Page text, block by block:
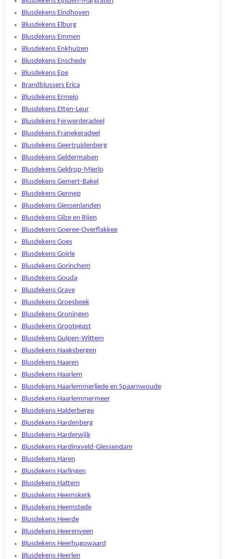
Blusdekens Eindhoven
Blusdekens Elburg
Blusdekens Emmen
Blusdekens Enkhuizen
Blusdekens Enschede
Blusdekens Epe
Brandblussers Erica
Blusdekens Ermelo
Blusdekens Etten-Leur
Blusdekens Ferwerderadeel
Blusdekens Franekeradeel
Blusdekens Geertruidenberg
Blusdekens Geldermalsen
Blusdekens Geldrop-Mierlo
Blusdekens Gemert-Bakel
Blusdekens Gennep
Blusdekens Giessenlanden
Blusdekens Gilze en Rijen
Blusdekens Goeree-Overflakkee
Blusdekens Goes
Blusdekens Goirle
Blusdekens Gorinchem
Blusdekens Gouda
Blusdekens Grave
Blusdekens Groesbeek
Blusdekens Groningen
Blusdekens Grootegast
Blusdekens Gulpen-Wittem
Blusdekens Haaksbergen
Blusdekens Haaren
Blusdekens Haarlem
Blusdekens Haarlemmerliede en Spaarnwoude
Blusdekens Haarlemmermeer
Blusdekens Halderberge
Blusdekens Hardenberg
Blusdekens Harderwijk
Blusdekens Hardinxveld-Giessendam
Blusdekens Haren
Blusdekens Harlingen
Blusdekens Hattem
Blusdekens Heemskerk
Blusdekens Heemstede
Blusdekens Heerde
Blusdekens Heerenveen
Blusdekens Heerhugowaard
Blusdekens Heerlen